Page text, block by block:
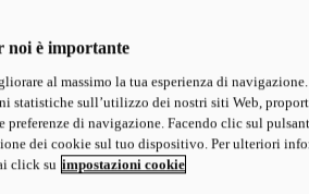
V2 SP
120,4 CVPotenza
94 NmCoppia
177 kgPeso in ordine di marcia
senza carburante
noi è importante
al massimo la tua esperienza di
statistiche sull’utilizzo dei nostri siti Web,
preferenze di navigazione. Facendo clic sul
dei cookie sul tuo dispositivo. Per ulteriori
click su impostazioni cookie